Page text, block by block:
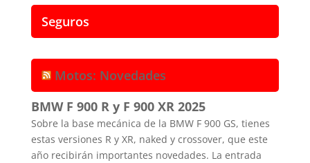
Seguros
Motos: Novedades
BMW F 900 R y F 900 XR 2025
Sobre la base mecánica de la BMW F 900 GS, tienes
estas versiones R y XR, naked y crossover, que este
año recibirán importantes novedades. La entrada